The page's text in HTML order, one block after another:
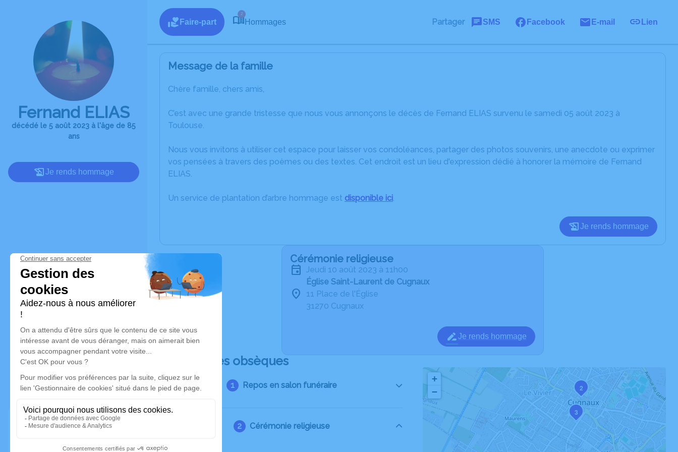
Fernand ELIAS
décédé le 5 août 2023 à l'âge de 85
ans
Je rends hommage
Faire-part
2
Hommages Partager SMS Facebook E-mail Lien
Message de la famille
Chère famille, chers amis,
C’est avec une grande tristesse que nous vous annonçons le décès de Fernand ELIAS survenu le samedi 05 août 2023 à
Toulouse.
Nous vous invitons à utiliser cet espace pour laisser vos condoléances, partager des photos souvenirs, une anecdote ou exprimer
vos pensées à travers des poèmes ou des textes. Cet endroit est un lieu d'expression dédié à honorer la mémoire de Fernand
ELIAS.
Un service de plantation d’arbre hommage est disponible ici.
Je rends hommage
Cérémonie religieuse
jeudi 10 août 2023 à 11h00
Église Saint-Laurent de Cugnaux
11 Place de l'Église
31270 Cugnaux
Je rends hommage
Déroulé des obsèques
Repos en salon funéraire
Cérémonie religieuse
2
3
+
−